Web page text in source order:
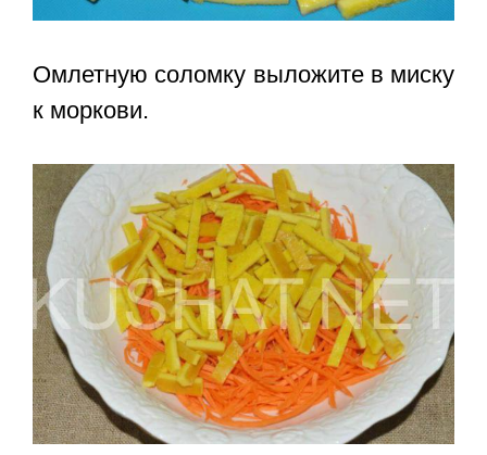
Омлетную соломку выложите в миску
к моркови.